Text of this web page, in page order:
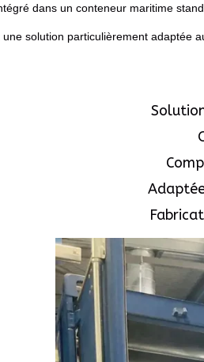
dans un conteneur maritime
solution particulièrement adaptée